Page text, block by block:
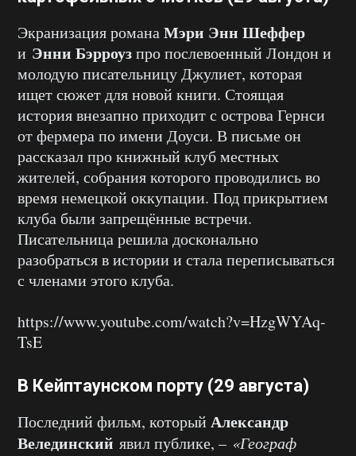
Экранизация романаМэри Энн Шеффер
и Энни Бэрроузпро послевоенный Лондон и
молодую писательницу Джулиет, которая
ищет сюжет для новой книги. Стоящая
история внезапно приходит с острова Гернси
от фермера по имени Доуси. В письме он
рассказал про книжный клуб местных
жителей, собрания которого проводились во
время немецкой оккупации. Под прикрытием
клуба были запрещённые встречи.
Писательница решила досконально
разобраться в истории и стала переписываться
с членами этого клуба.
https://www.youtube.com/watch?v=HzgWYAq-
TsE
В Кейптаунском порту (29 августа)
Последний фильм, который Александр
Велединский явил публике, – «Географ